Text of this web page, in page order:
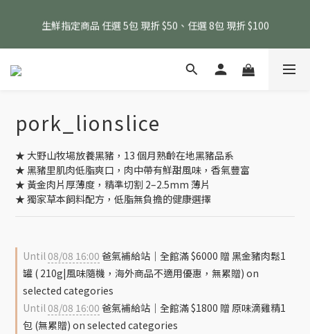
商品除外)
生鮮指定商品 任選 5包 現折 $50、任選 8包 現折 $100
消費滿 $1800 贈送原味滴雞精1包、$6000 贈送黑金豬肉鬆 (指定
pork_lionslice
★ 大野山牧場放養黑豬，13 個月熟齡在地黑豬品系
★ 黑豬里肌肉低脂爽口，肉中帶有鮮甜風味，香氣豐富
★ 黃金肉片厚薄度，精準切割 2–2.5mm 薄片
★ 獨家草本飼料配方，低脂無負擔的健康選擇
Until08/08 16:00 爸氣補給站｜全館滿 $6000 贈 黑金豬肉鬆1
罐 ( 210g|風味隨機，海外商品不適用優惠，無累贈) on
selected categories
Until08/08 16:00 爸氣補給站｜全館滿 $1800 贈 原味滴雞精1
包 (無累贈) on selected categories